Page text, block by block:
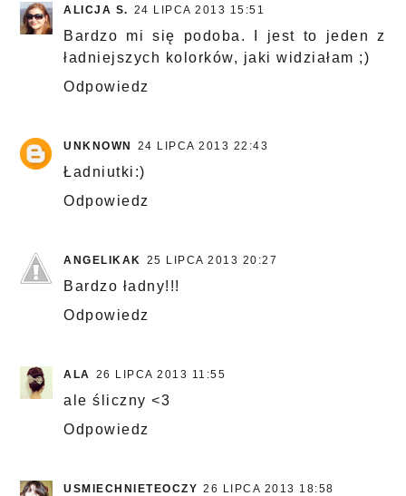
ALICJA S. 24 LIPCA 2013 15:51
Bardzo mi się podoba. I jest to jeden z
ładniejszych kolorków, jaki widziałam ;)
Odpowiedz
UNKNOWN 24 LIPCA 2013 22:43
Ładniutki:)
Odpowiedz
ANGELIKAK 25 LIPCA 2013 20:27
Bardzo ładny!!!
Odpowiedz
ALA 26 LIPCA 2013 11:55
ale śliczny <3
Odpowiedz
USMIECHNIETEOCZY 26 LIPCA 2013 18:58